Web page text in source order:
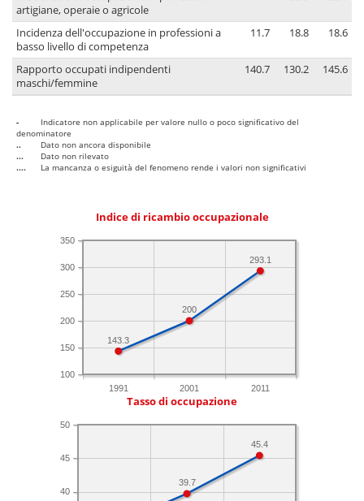
artigiane, operaie o agricole
Incidenza dell'occupazione in professioni a
basso livello di competenza
11.7 18.8 18.6
Rapporto occupati indipendenti
maschi/femmine
140.7 130.2 145.6
-
Indicatore non applicabile per valore nullo o poco significativo del
denominatore
..
Dato non ancora disponibile
...
Dato non rilevato
....
La mancanza o esiguità del fenomeno rende i valori non significativi
Indice di ricambio occupazionale
1991 2001 2011
100
150
200
250
300
350
293.1
200
143.3
Tasso di occupazione
40
45
50
45.4
39.7